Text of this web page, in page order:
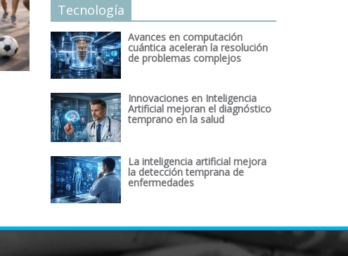
Tecnología
Avances en computación
cuántica aceleran la resolución
de problemas complejos
Innovaciones en Inteligencia
Artificial mejoran el diagnóstico
temprano en la salud
La inteligencia artificial mejora
la detección temprana de
enfermedades